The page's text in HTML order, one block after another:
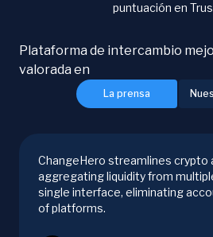
puntuación en
La prensa
Plataforma de intercambio
valorada en
ChangeHero streamlines crypto
aggregating liquidity from
single interface, eliminating
of platforms.